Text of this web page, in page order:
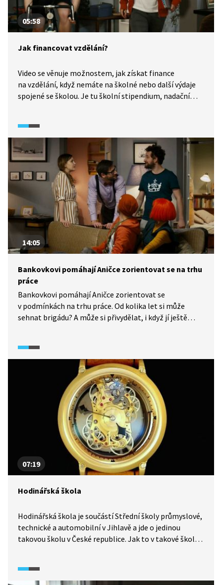
05:58
Jak financovat vzdělání?
Video se věnuje možnostem, jak získat finance
na vzdělání, když nemáte na školné nebo další výdaje
spojené se školou. Je tu školní stipendium, nadační
rozhodnutí, které ovlivní celý váš život.
14:05
Bankovkovi pomáhají Aničce zorientovat se na trhu
práce
Bankovkovi pomáhají Aničce zorientovat se
v podmínkách na trhu práce. Od kolika let si může
sehnat brigádu? A může si přivydělat, i když jí ještě
07:19
Hodinářská škola
Hodinářská škola je součástí Střední školy průmyslové,
technické a automobilní v Jihlavě a jde o jedinou
takovou školu v České republice. Jak to v takové škole,
se o své názory i zkušenosti. Dozvíme se například i to,